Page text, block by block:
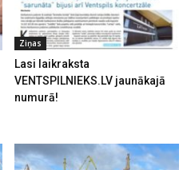
Ziņas
Lasi laikraksta
VENTSPILNIEKS.LV jaunākajā
numurā!